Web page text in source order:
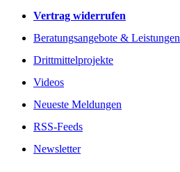
Vertrag widerrufen
Beratungsangebote & Leistungen
Drittmittelprojekte
Videos
Neueste Meldungen
RSS-Feeds
Newsletter